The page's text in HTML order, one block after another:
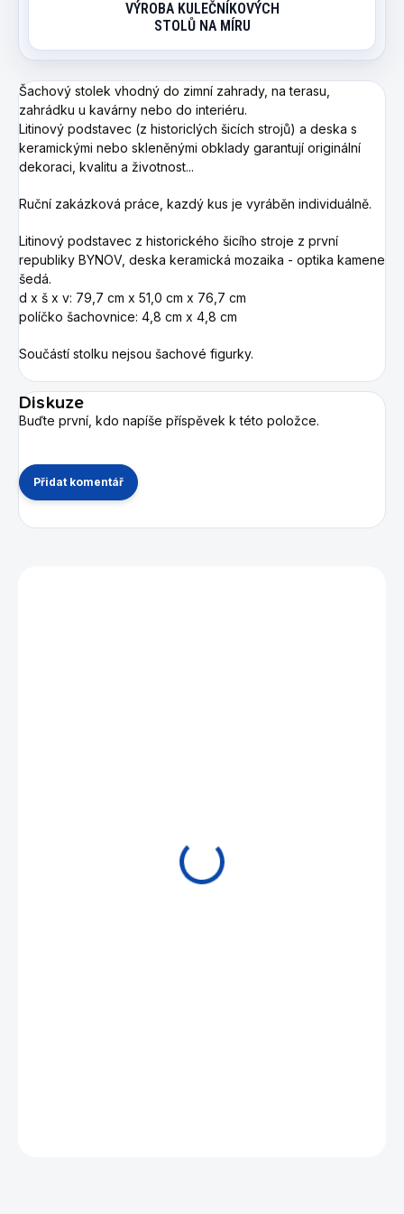
VÝROBA KULEČNÍKOVÝCH
STOLŮ NA MÍRU
Šachový stolek vhodný do zimní zahrady, na terasu,
zahrádku u kavárny nebo do interiéru.
Litinový podstavec (z historiclých šicích strojů) a deska s
keramickými nebo skleněnými obklady garantují originální
dekoraci, kvalitu a životnost...
Ruční zakázková práce, kazdý kus je vyráběn individuálně.
Litinový podstavec z historického šicího stroje z první
republiky BYNOV, deska keramická mozaika - optika kamene
šedá.
d x š x v: 79,7 cm x 51,0 cm x 76,7 cm
políčko šachovnice: 4,8 cm x 4,8 cm
Součástí stolku nejsou šachové figurky.
Diskuze
Buďte první, kdo napíše příspěvek k této položce.
Přidat komentář